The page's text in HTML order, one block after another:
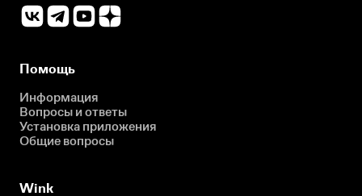
Помощь
Информация
Вопросы и ответы
Установка приложения
Общие вопросы
Wink